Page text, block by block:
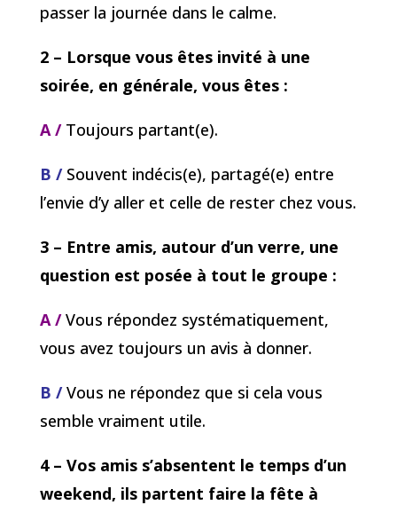
passer la journée dans le calme.
2 – Lorsque vous êtes invité à une
soirée, en générale, vous êtes :
A / Toujours partant(e).
B /Souvent indécis(e), partagé(e) entre
l’envie d’y aller et celle de rester chez vous.
3 – Entre amis, autour d’un verre, une
question est posée à tout le groupe :
A / Vous répondez systématiquement,
vous avez toujours un avis à donner.
B /Vous ne répondez que si cela vous
semble vraiment utile.
4 – Vos amis s’absentent le temps d’un
weekend, ils partent faire la fête à